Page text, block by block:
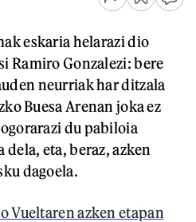
eskaria helarazi dio
Ramiro Gonzalezi: bere
neurriak har ditzala
Buesa Arenan joka ez
du pabiloia
eta, beraz, azken
dagoela.
Vueltaren azken etapan